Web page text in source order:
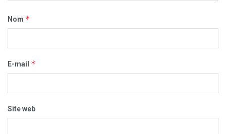
Nom *
E-mail *
Site web